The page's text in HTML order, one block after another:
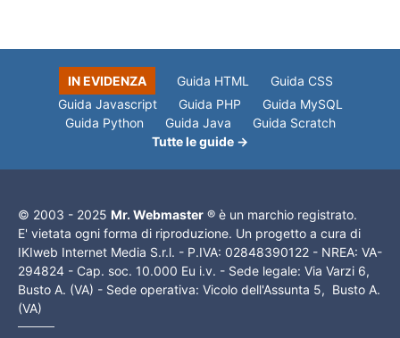
IN EVIDENZA Guida HTML
Guida CSS
Guida Javascript
Guida PHP
Guida MySQL
Guida Python
Guida Java
Guida Scratch
Tutte le guide →
© 2003 - 2025 Mr. Webmaster ® è un marchio registrato.
E' vietata ogni forma di riproduzione. Un progetto a cura di
IKIweb Internet Media S.r.l. - P.IVA: 02848390122 - NREA: VA-
294824 - Cap. soc. 10.000 Eu i.v. - Sede legale: Via Varzi 6,
Busto A. (VA) - Sede operativa: Vicolo dell'Assunta 5, Busto A.
(VA)